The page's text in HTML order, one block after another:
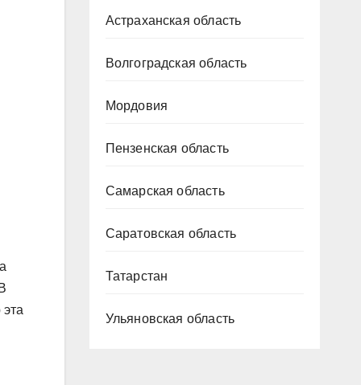
Астраханская область
Волгоградская область
Мордовия
Пензенская область
Самарская область
Саратовская область
Татарстан
Ульяновская область